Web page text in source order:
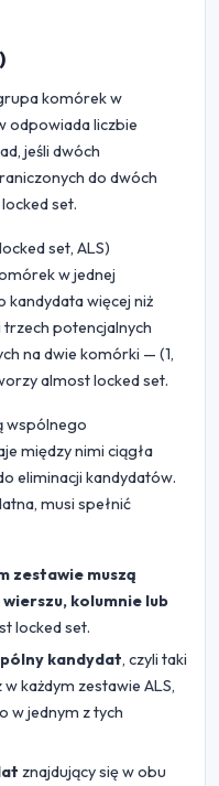
komórek w
odpowiada liczbie
jeśli dwóch
do dwóch
set.
set, ALS)
w jednej
kandydata więcej niż
trzech potencjalnych
na dwie komórki — (1,
almost locked set.
wspólnego
między nimi ciągła
eliminacji kandydatów.
musi spełnić
zestawie muszą
kolumnie lub
locked set.
kandydat, czyli taki
każdym zestawie ALS,
w jednym z tych
znajdujący się w obu